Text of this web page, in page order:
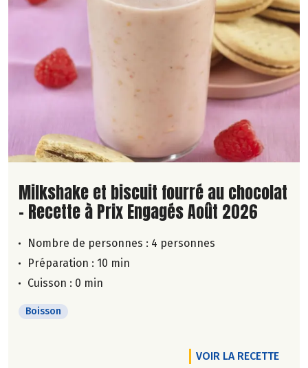
Lire la suite de la recette
Milkshake et biscuit fourré au chocolat
- Recette à Prix Engagés Août 2026
Nombre de personnes : 4 personnes
Préparation : 10 min
Cuisson : 0 min
Boisson
VOIR LA RECETTE